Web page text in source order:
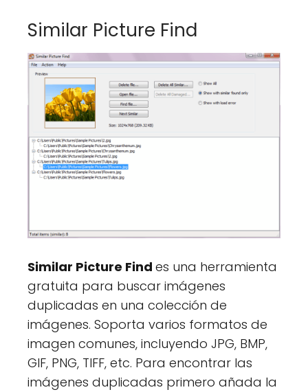
Similar Picture Find
Similar Picture Find es una herramienta
gratuita para buscar imágenes
duplicadas en una colección de
imágenes. Soporta varios formatos de
imagen comunes, incluyendo JPG, BMP,
GIF, PNG, TIFF, etc. Para encontrar las
imágenes duplicadas primero añada la